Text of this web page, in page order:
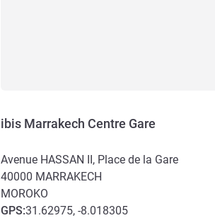
ibis Marrakech Centre Gare
Avenue HASSAN II, Place de la Gare
40000 MARRAKECH
MOROKO
GPS:31.62975, -8.018305